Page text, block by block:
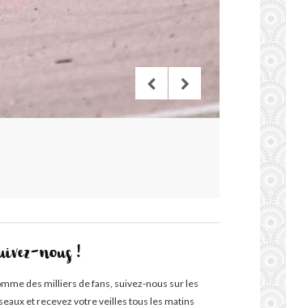
nous !
des milliers de fans, suivez-nous sur les
et recevez votre veilles tous les matins